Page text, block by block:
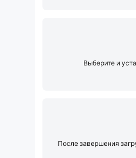
Выберите и
После завершения